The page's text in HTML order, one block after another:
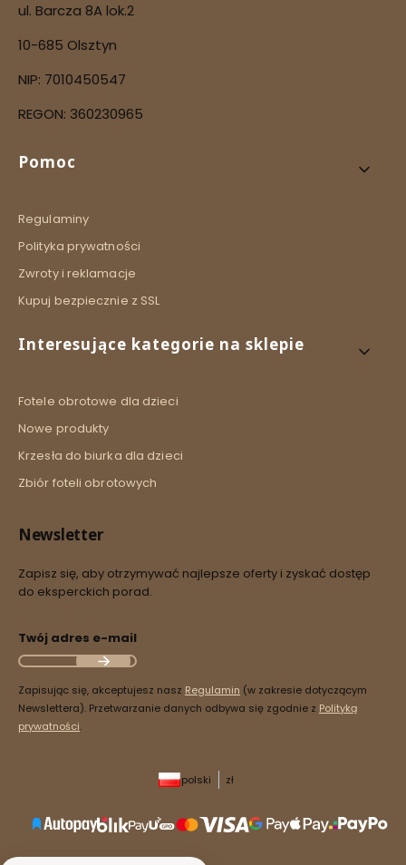
ul. Barcza 8A lok.2
10-685 Olsztyn
NIP: 7010450547
REGON: 360230965
Linki w stopce
Pomoc
Regulaminy
Polityka prywatności
Zwroty i reklamacje
Kupuj bezpiecznie z SSL
Interesujące kategorie na sklepie
Fotele obrotowe dla dzieci
Nowe produkty
Krzesła do biurka dla dzieci
Zbiór foteli obrotowych
Newsletter
Zapisz się, aby otrzymywać najlepsze oferty i zyskać dostęp
do eksperckich porad.
Twój adres e-mail
Zapisując się, akceptujesz nasz Regulamin (w zakresie dotyczącym
Newslettera). Przetwarzanie danych odbywa się zgodnie z Polityką
prywatności.
polski zł